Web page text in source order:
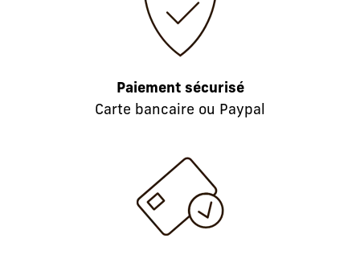
Paiement sécurisé
Carte bancaire ou Paypal